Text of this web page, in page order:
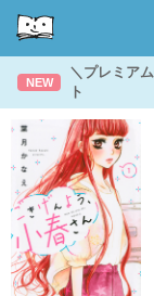
NEW
＼プレミア
ト